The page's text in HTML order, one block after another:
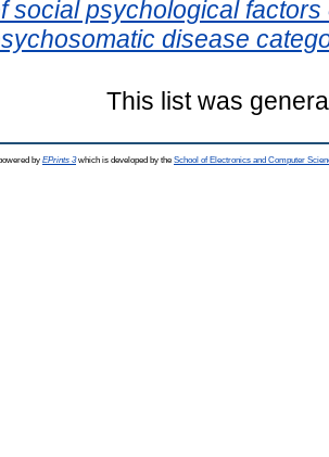
social psychological
disease
This list was
by EPrints 3which is developed by the School of Electronics and Computer